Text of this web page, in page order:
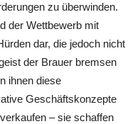
zu überwinden.
der Wettbewerb mit
dar, die jedoch nicht
der Brauer bremsen
ihnen diese
Geschäftskonzepte
– sie schaffen